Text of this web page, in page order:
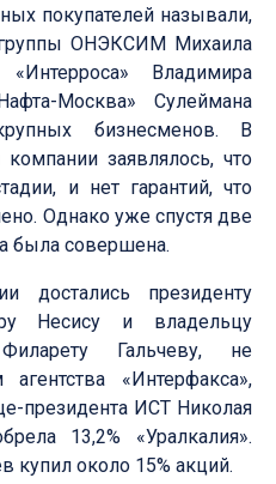
покупателей называли,
группы ОНЭКСИМ Михаила
«Интерроса» Владимира
Москва» Сулеймана
бизнесменов. В
заявлялось, что
и нет гарантий, что
Однако уже спустя две
была совершена.
достались президенту
Несису и владельцу
Гальчеву, не
«Интерфакса»,
президента ИСТ Николая
13,2% «Уралкалия».
купил около 15% акций.